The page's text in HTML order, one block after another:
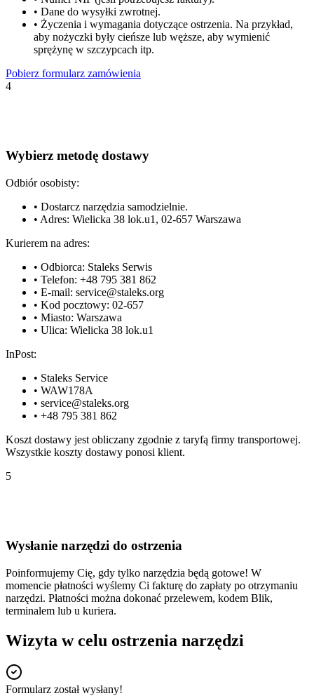
• Dane do wysyłki zwrotnej.
• Życzenia i wymagania dotyczące ostrzenia. Na przykład,
aby nożyczki były cieńsze lub węższe, aby wymienić
sprężynę w szczypcach itp.
Pobierz formularz zamówienia
4
Wybierz metodę dostawy
Odbiór osobisty:
• Dostarcz narzędzia samodzielnie.
• Adres: Wielicka 38 lok.u1, 02-657 Warszawa
Kurierem na adres:
• Odbiorca: Staleks Serwis
• Telefon: +48 795 381 862
• E-mail: service@staleks.org
• Kod pocztowy: 02-657
• Miasto: Warszawa
• Ulica: Wielicka 38 lok.u1
InPost:
• Staleks Service
• WAW178A
• service@staleks.org
• +48 795 381 862
Koszt dostawy jest obliczany zgodnie z taryfą firmy transportowej.
Wszystkie koszty dostawy ponosi klient.
5
Wysłanie narzędzi do ostrzenia
Poinformujemy Cię, gdy tylko narzędzia będą gotowe! W
momencie płatności wyślemy Ci fakturę do zapłaty po otrzymaniu
narzędzi. Płatności można dokonać przelewem, kodem Blik,
terminalem lub u kuriera.
Wizyta w celu ostrzenia narzędzi
Formularz został wysłany!